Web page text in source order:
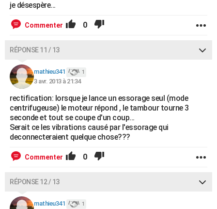
je désespère...
Commenter 0
RÉPONSE 11 / 13
mathieu341 1
3 avr. 2013 à 21:34
rectification: lorsque je lance un essorage seul (mode
centrifugeuse) le moteur répond , le tambour tourne 3
seconde et tout se coupe d'un coup...
Serait ce les vibrations causé par l'essorage qui
deconnecteraient quelque chose???
Commenter 0
RÉPONSE 12 / 13
mathieu341 1